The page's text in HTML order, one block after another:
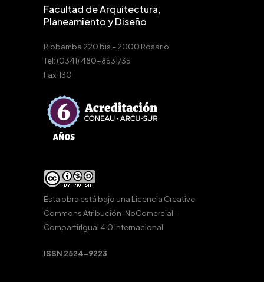
Facultad de Arquitectura,
Planeamiento y Diseño
Riobamba 220 bis – 2000 Rosario
Tel: (0341) 480-8531/35
Fax: 130
Esta obra está bajo una Licencia Creative
Commons Atribución-NoComercial-
CompartirIgual 4.0 Internacional.
ISSN 2524-9223